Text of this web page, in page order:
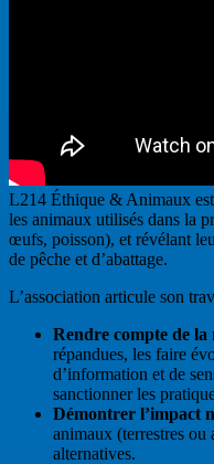
L214 Éthique & Animaux
les animaux utilisés dans la
œufs, poisson), et révélant
de pêche et d’abattage.
L’association articule son
Rendre compte de la
répandues, les faire
d’information et de
sanctionner les
Démontrer l’impact
animaux (terrestres ou
alternatives.